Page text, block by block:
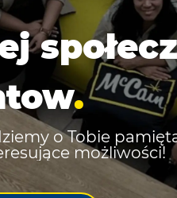
.
o Tobie
możliwości!